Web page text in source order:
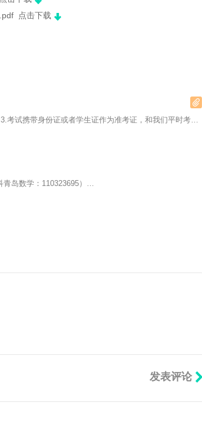
点击下载
1.科协“待审核”正常；2.附件为考场安排，注意考场在第二页；3.考试携带身份证或者学生证作为准考证，和我们平时考试一样！…
青岛数学：110323695）…